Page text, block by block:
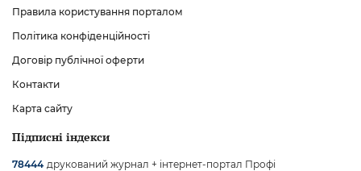
Правила користування порталом
Політика конфіденційності
Договір публічної оферти
Контакти
Карта сайту
Підписні індекси
78444 друкований журнал + інтернет-портал Профі